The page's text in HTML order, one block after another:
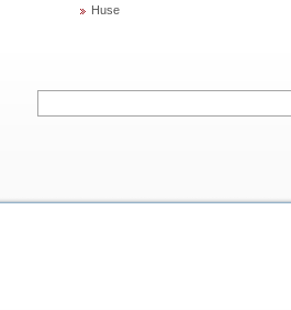
Huse